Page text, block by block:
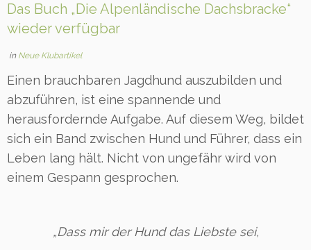
Das Buch „Die Alpenländische Dachsbracke“
wieder verfügbar
in Neue Klubartikel
Einen brauchbaren Jagdhund auszubilden und
abzuführen, ist eine spannende und
herausfordernde Aufgabe. Auf diesem Weg, bildet
sich ein Band zwischen Hund und Führer, dass ein
Leben lang hält. Nicht von ungefähr wird von
einem Gespann gesprochen.
„Dass mir der Hund das Liebste sei,